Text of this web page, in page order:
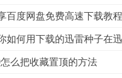
百度网盘免费高速下载教程
如何用下载的迅雷种子在
么把收藏置顶的方法